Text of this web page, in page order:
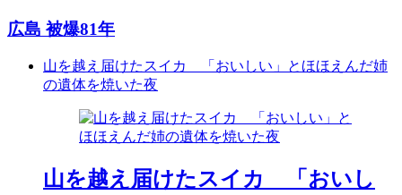
広島 被爆81年
山を越え届けたスイカ 「おいしい」とほほえんだ姉
の遺体を焼いた夜
山を越え届けたスイカ 「おいし